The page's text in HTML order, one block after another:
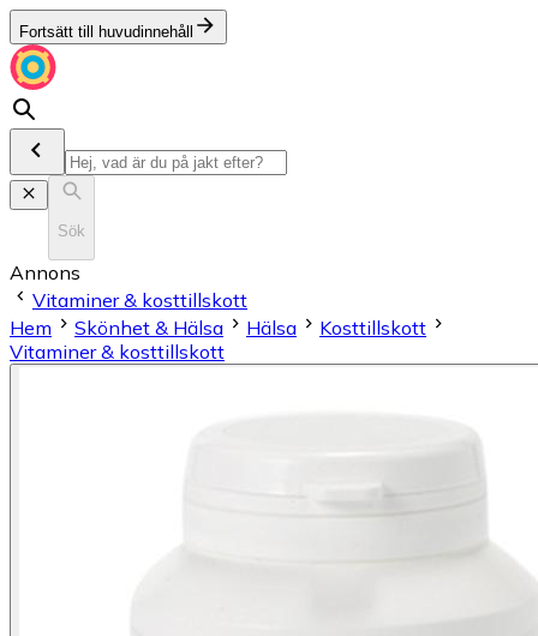
Fortsätt till huvudinnehåll
Sök
Annons
Vitaminer & kosttillskott
Hem
Skönhet & Hälsa Hälsa
Kosttillskott
Vitaminer & kosttillskott